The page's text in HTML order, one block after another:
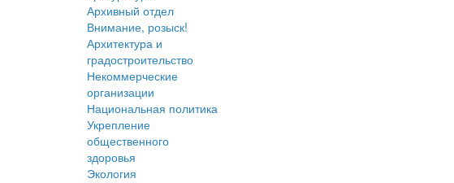
Архивный отдел
Внимание, розыск!
Архитектура и
градостроительство
Некоммерческие
организации
Национальная политика
Укрепление
общественного
здоровья
Экология